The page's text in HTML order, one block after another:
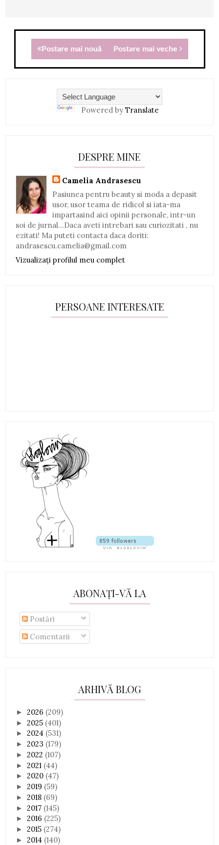
Postare mai nouă Postare mai veche
Powered by Translate
DESPRE MINE
Camelia Andrasescu
Pasiunea pentru beauty si moda a depasit
usor, usor teama de ridicol si iata-ma
impartasind aici opinii personale, intr-un
soi de jurnal...Daca aveti intrebari sau curiozitati , nu
ezitati! Ma puteti contacta daca doriti:
andrasescu.camelia@gmail.com
Vizualizați profilul meu complet
PERSOANE INTERESATE
ABONAȚI-VĂ LA
Postări
Comentarii
ARHIVĂ BLOG
►2026 (209)
►2025 (401)
►2024 (531)
►2023 (179)
►2022 (107)
►2021 (44)
►2020 (47)
►2019 (59)
►2018 (69)
►2017 (145)
►2016 (225)
►2015 (274)
►2014 (140)